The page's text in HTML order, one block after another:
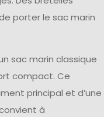
porter le sac marin
sac marin classique
compact. Ce
principal et d’une
à